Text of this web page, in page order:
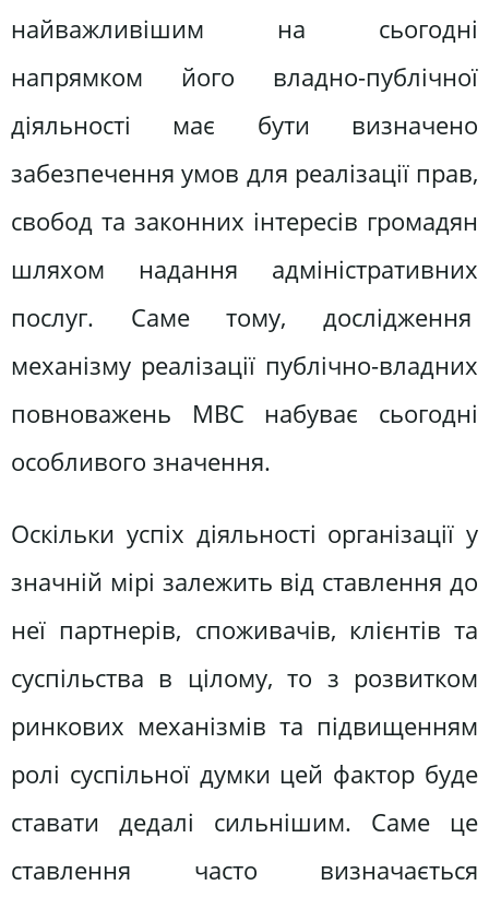
найважливішим на сьогодні
напрямком його владно-публічної
діяльності має бути визначено
забезпечення умов для реалізації прав,
свобод та законних інтересів громадян
шляхом надання адміністративних
послуг. Саме тому, дослідження
механізму реалізації публічно-владних
повноважень МВС набуває сьогодні
особливого значення.
Оскільки успіх діяльності організації у
значній мірі залежить від ставлення до
неї партнерів, споживачів, клієнтів та
суспільства в цілому, то з розвитком
ринкових механізмів та підвищенням
ролі суспільної думки цей фактор буде
ставати дедалі сильнішим. Саме це
ставлення часто визначається